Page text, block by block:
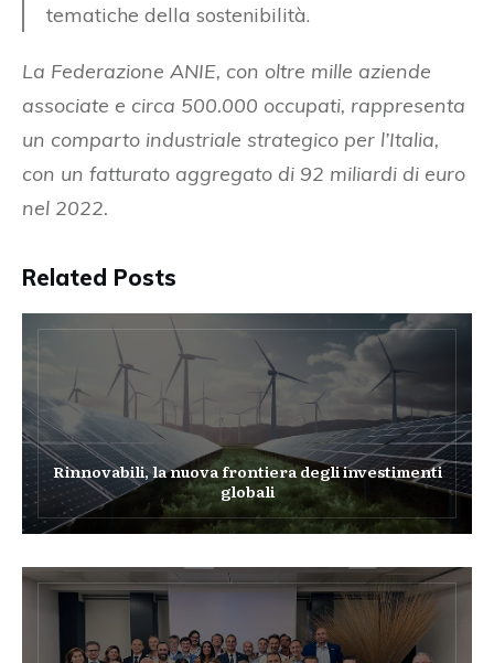
tematiche della sostenibilità.
La Federazione ANIE, con oltre mille aziende
associate e circa 500.000 occupati, rappresenta
un comparto industriale strategico per l’Italia,
con un fatturato aggregato di 92 miliardi di euro
nel 2022.
Related Posts
Rinnovabili, la nuova frontiera degli investimenti
globali